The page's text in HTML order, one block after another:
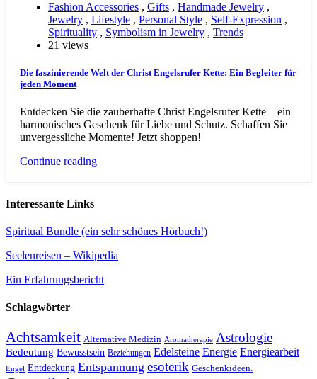
Fashion Accessories , Gifts , Handmade Jewelry ,
Jewelry , Lifestyle , Personal Style , Self-Expression ,
Spirituality , Symbolism in Jewelry , Trends
21 views
Die faszinierende Welt der Christ Engelsrufer Kette: Ein Begleiter für
jeden Moment
Entdecken Sie die zauberhafte Christ Engelsrufer Kette – ein
harmonisches Geschenk für Liebe und Schutz. Schaffen Sie
unvergessliche Momente! Jetzt shoppen!
Continue reading
Interessante Links
Spiritual Bundle (ein sehr schönes Hörbuch!)
Seelenreisen – Wikipedia
Ein Erfahrungsbericht
Schlagwörter
Achtsamkeit Alternative Medizin Aromatherapie Astrologie
Bedeutung Bewusstsein Beziehungen Edelsteine Energie Energiearbeit
Engel Entdeckung Entspannung esoterik Geschenkideen.